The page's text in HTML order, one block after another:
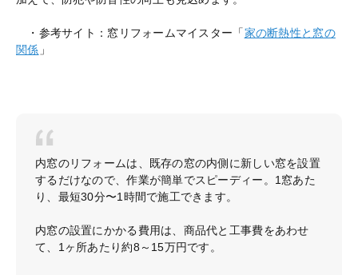
・参考サイト：窓リフォームマイスター「家の断熱性と窓の
関係 」
内窓のリフォームは、既存の窓の内側に新しい窓を設置
するだけなので、作業が簡単でスピーディー。1窓あた
り、最短30分〜1時間で施工できます。
内窓の設置にかかる費用は、商品代と工事費をあわせ
て、1ヶ所あたり約8～15万円です。